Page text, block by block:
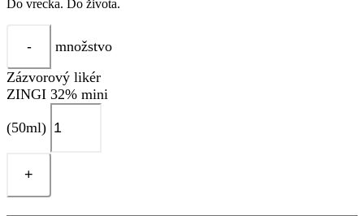
Do vrecka. Do života.
množstvo
Zázvorový likér
ZINGI 32% mini
(50ml)